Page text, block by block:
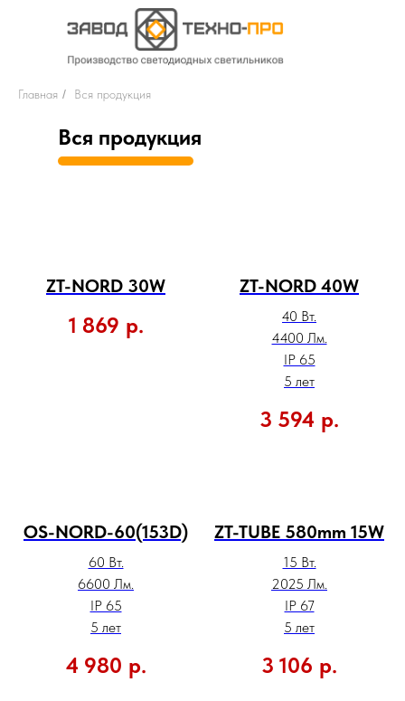
Главная / Вся продукция
Вся продукция
ZT-NORD 30W
1 869 р.
ZT-NORD 40W
40 Вт.
4400 Лм.
IP 65
5 лет
3 594 р.
OS-NORD-60(153D)
60 Вт.
6600 Лм.
IP 65
5 лет
4 980 р.
ZT-TUBE 580mm 15W
15 Вт.
2025 Лм.
IP 67
5 лет
3 106 р.